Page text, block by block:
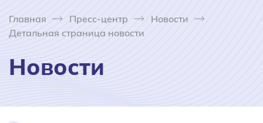
Главная Пресс-центр
Новости
Детальная страница новости
Новости